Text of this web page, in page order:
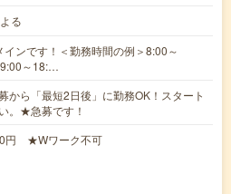
る
ンです！＜勤務時間の例＞8:00～
～18:…
ら「最短2日後」に勤務OK！スタート
。★急募です！
円 ★Wワーク不可